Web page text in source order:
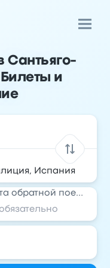
Сантьяго-
и
Дата обратной поездки